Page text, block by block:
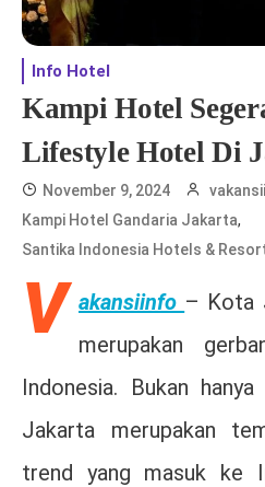
Info Hotel
Kampi Hotel
Lifestyle Hotel Di
November 9, 2024
Kampi Hotel Gandaria Jakarta,
Santika Indonesia Hotels &
V akansiinfo – Kota
merupakan
Indonesia. Bukan
Jakarta merupakan
trend yang masuk ke